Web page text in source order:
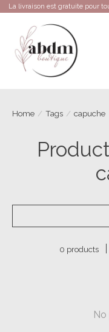
La livraison est gratuite pour
Home / Tags / capuche
0 products